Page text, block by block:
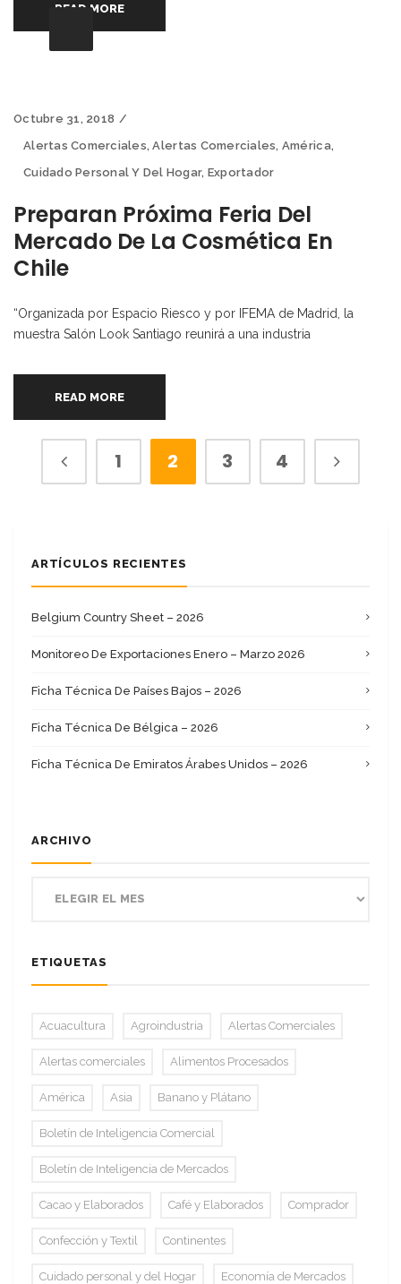
READ MORE
Octubre 31, 2018
Alertas Comerciales,Alertas Comerciales, América,
Cuidado Personal Y Del Hogar, Exportador
Preparan Próxima Feria Del
Mercado De La Cosmética En
Chile
“Organizada por Espacio Riesco y por IFEMA de Madrid, la
muestra Salón Look Santiago reunirá a una industria
READ MORE
1 2 3 4
ARTÍCULOS RECIENTES
Belgium Country Sheet – 2026
Monitoreo De Exportaciones Enero – Marzo 2026
Ficha Técnica De Países Bajos – 2026
Ficha Técnica De Bélgica – 2026
Ficha Técnica De Emiratos Árabes Unidos – 2026
ARCHIVO
ETIQUETAS
Acuacultura Agroindustria Alertas Comerciales
Alertas comerciales Alimentos Procesados
América Asia Banano y Plátano
Boletín de Inteligencia Comercial
Boletín de Inteligencia de Mercados
Cacao y Elaborados Café y Elaborados Comprador
Confección y Textil Continentes
Cuidado personal y del Hogar Economía de Mercados